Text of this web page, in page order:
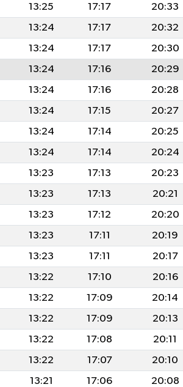
13:25 17:17 20:33
13:24 17:17 20:32
13:24 17:17 20:30
13:24 17:16 20:29
13:24 17:16 20:28
13:24 17:15 20:27
13:24 17:14 20:25
13:24 17:14 20:24
13:23 17:13 20:23
13:23 17:13 20:21
13:23 17:12 20:20
13:23 17:11 20:19
13:23 17:11 20:17
13:22 17:10 20:16
13:22 17:09 20:14
13:22 17:09 20:13
13:22 17:08 20:11
13:22 17:07 20:10
13:21 17:06 20:08